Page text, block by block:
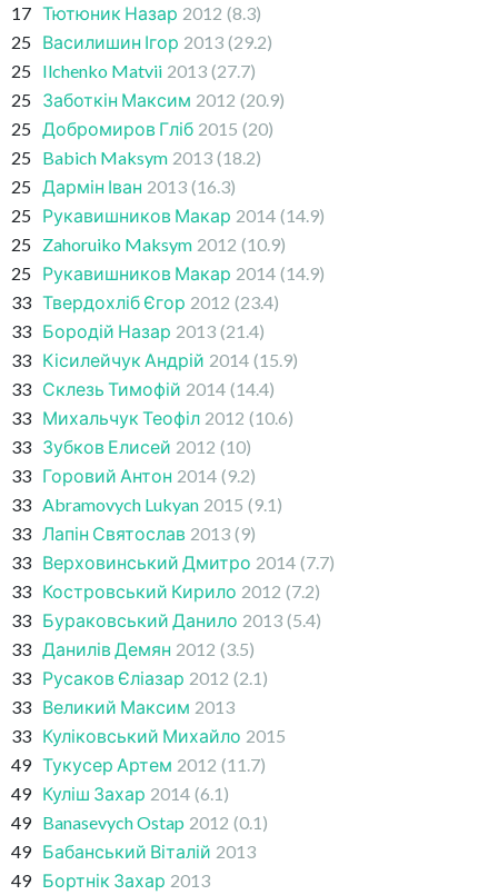
17 Тютюник Назар 2012 (8.3)
25 Василишин Ігор 2013 (29.2)
25 Ilchenko Matvii 2013 (27.7)
25 Заботкін Максим 2012 (20.9)
25
Добромиров Гліб 2015 (20)
25 Babich Maksym 2013 (18.2)
25
Дармін Іван 2013 (16.3)
25 Рукавишников Макар 2014 (14.9)
25 Zahoruiko Maksym 2012 (10.9)
25 Рукавишников Макар 2014 (14.9)
33 Твердохліб Єгор 2012 (23.4)
33 Бородій Назар 2013 (21.4)
33 Кісилейчук Андрій 2014 (15.9)
33 Склезь Тимофій 2014 (14.4)
33 Михальчук Теофіл 2012 (10.6)
33 Зубков Елисей 2012 (10)
33 Горовий Антон 2014 (9.2)
33 Abramovych Lukyan 2015 (9.1)
33
Лапін Святослав 2013 (9)
33 Верховинський Дмитро 2014 (7.7)
33 Костровський Кирило 2012 (7.2)
33 Бураковський Данило 2013 (5.4)
33
Данилів Демян 2012 (3.5)
33 Русаков Єліазар 2012 (2.1)
33 Великий Максим 2013
33 Куліковський Михайло 2015
49 Тукусер Артем 2012 (11.7)
49 Куліш Захар 2014 (6.1)
49 Banasevych Ostap 2012 (0.1)
49 Бабанський Віталій 2013
49 Бортнік Захар 2013